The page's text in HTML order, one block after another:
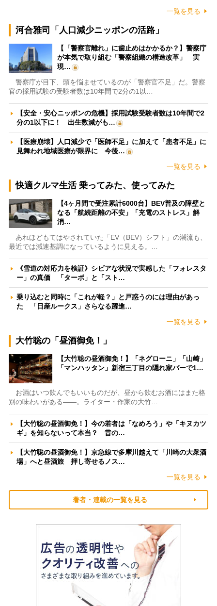
一覧を見る
河合雅司「人口減少ニッポンの活路」
【「警察官離れ」に歯止めはかかるか？】警察庁
が本気で取り組む「警察組織の構造改革」 実
現…
警察庁が目下、頭を悩ませているのが「警察官不足」だ。警察
官の採用試験の受験者数は10年間で2分の1以…
【安全・安心ニッポンの危機】採用試験受験者数は10年間で2
分の1以下に！ 出生数減がも…
【医療崩壊】人口減少で「医師不足」に加えて「患者不足」に
見舞われ地域医療が限界に 今後…
一覧を見る
快適クルマ生活 乗ってみた、使ってみた
【4ヶ月間で受注累計6000台】BEV普及の障壁と
なる「航続距離の不安」「充電のストレス」解
消…
あれほどもてはやされていた「EV（BEV）シフト」の潮流も、
最近では減速基調になっているように見える。…
《雪道の対応力を検証》シビアな状況で実感した「フォレスタ
ー」の真価 「ターボ」と「スト…
乗り込むと同時に「これが軽？」と戸惑うのには理由があっ
た 「日産ルークス」さらなる躍進…
一覧を見る
大竹聡の「昼酒御免！」
【大竹聡の昼酒御免！】「ネグローニ」「山崎」
「マンハッタン」新宿三丁目の隠れ家バーで1…
お酒はいつ飲んでもいいものだが、昼から飲むお酒にはまた格
別の味わいがある――。ライター・作家の大竹…
【大竹聡の昼酒御免！】今の若者は「なめろう」や「キヌカツ
ギ」を知らないって本当？ 昔の…
【大竹聡の昼酒御免！】京急線で多摩川越えて「川崎の大衆酒
場」へと昼酒旅 押し寄せるノス…
一覧を見る
著者・連載の一覧を見る